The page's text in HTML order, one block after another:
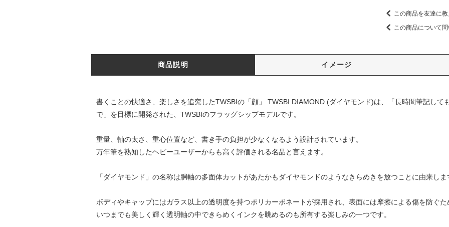
この商品を友達に
この商品について
商品説明 イメージ
書くことの快適さ、楽しさを追究したTWSBIの「顔」 TWSBI DIAMOND (ダイヤモンド)は、「長時間筆記して
で」を目標に開発された、TWSBIのフラッグシップモデルです。
重量、軸の太さ、重心位置など、書き手の負担が少なくなるよう設計されています。
万年筆を熟知したヘビーユーザーからも高く評価される名品と言えます。
「ダイヤモンド」の名称は胴軸の多面体カットがあたかもダイヤモンドのようなきらめきを放つことに由来しま
ボディやキャップにはガラス以上の透明度を持つポリカーボネートが採用され、表面には摩擦による傷を防ぐ
いつまでも美しく輝く透明軸の中できらめくインクを眺めるのも所有する楽しみの一つです。